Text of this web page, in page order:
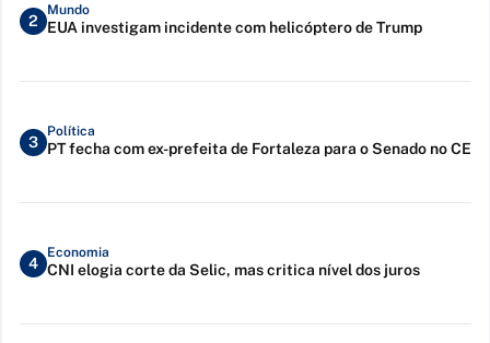
2
Mundo
EUA investigam incidente com helicóptero de Trump
3
Política
PT fecha com ex-prefeita de Fortaleza para o Senado no CE
4
Economia
CNI elogia corte da Selic, mas critica nível dos juros